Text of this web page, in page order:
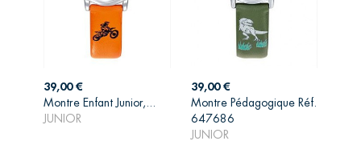
Prix
39,00 €
Montre Enfant Junior,...
JUNIOR
AJOUTER AU
Prix
39,00 €
Montre Pédagogique Réf.
647686
JUNIOR
AJOUTER AU